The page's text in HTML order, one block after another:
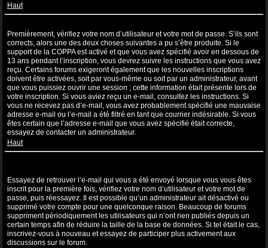
Haut
Premièrement, vérifiez votre nom d’utilisateur et votre mot de passe. S’ils sont
corrects, alors une des deux choses suivantes a pu s’être produite. Si le
support de la COPPA est activé et que vous avez spécifié avoir en dessous de
13 ans pendant l’inscription, vous devrez suivre les instructions que vous avez
reçu. Certains forums exigeront également que les nouvelles inscriptions
doivent être activées, soit par vous-même ou soit par un administrateur, avant
que vous puissiez ouvrir une session ; cette information était présente lors de
votre inscription. Si vous aviez reçu un e-mail, consultez les instructions. Si
vous ne recevez pas d’e-mail, vous avez probablement spécifié une mauvaise
adresse e-mail ou l’e-mail a été filtré en tant que courrier indésirable. Si vous
êtes certain que l’adresse e-mail que vous avez spécifié était correcte,
essayez de contacter un administrateur.
Haut
Essayez de retrouver l’e-mail qui vous a été envoyé lorsque vous vous êtes
inscrit pour la première fois, vérifiez votre nom d’utilisateur et votre mot de
passe, puis réessayez. Il est possible qu’un administrateur ait désactivé ou
supprimé votre compte pour une quelconque raison. Beaucoup de forums
suppriment périodiquement les utilisateurs qui n’ont rien publiés depuis un
certain temps afin de réduire la taille de la base de données. Si tel était le cas,
inscrivez-vous à nouveau et essayez de participer plus activement aux
discussions sur le forum.